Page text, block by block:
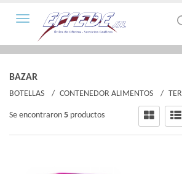
Toggle navigation
BAZAR
BOTELLAS CONTENEDOR ALIMENTOS
Se encontraron 5 productos